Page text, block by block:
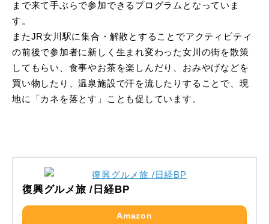
まで来て手ぶらで参加できるプログラムとなっていま
す。
またJR女川駅に集合・解散とすることでアクティビティ
の前後で参加者に新しく生まれ変わった女川の街を散策
してもらい、食事やお茶を楽しんだり、おみやげなどを
買い物したり、温泉施設で汗を流したりすることで、現
地に「カネを落とす」ことも促しています。
復興グルメ旅 /日経BP
Amazon